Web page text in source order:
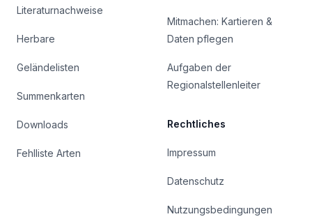
Literaturnachweise
Herbare
Geländelisten
Summenkarten
Downloads
Fehlliste Arten
Mitmachen: Kartieren &
Daten pflegen
Aufgaben der
Regionalstellenleiter
Rechtliches
Impressum
Datenschutz
Nutzungsbedingungen